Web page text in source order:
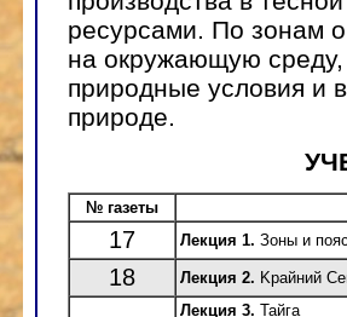
ресурсами. По зонам
на окружающую
природные условия и
природе.
№ газеты
17 Лекция 1. Зоны и
18 Лекция 2. Kрайний
Лекция 3. Тайга